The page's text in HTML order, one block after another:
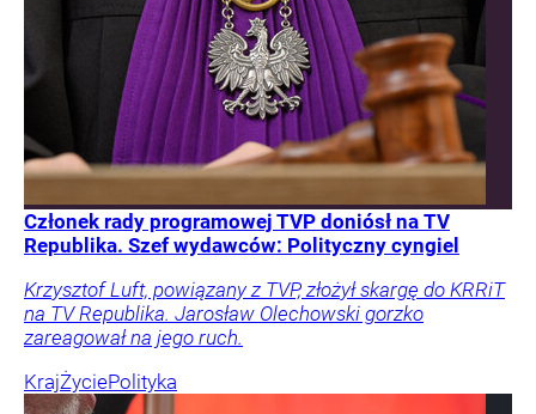
Członek rady programowej TVP doniósł na TV
Republika. Szef wydawców: Polityczny cyngiel
Krzysztof Luft, powiązany z TVP, złożył skargę do KRRiT
na TV Republika. Jarosław Olechowski gorzko
zareagował na jego ruch.
KrajŻyciePolityka